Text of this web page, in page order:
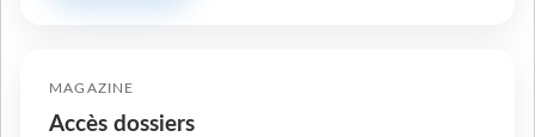
MAGAZINE
Accès dossiers